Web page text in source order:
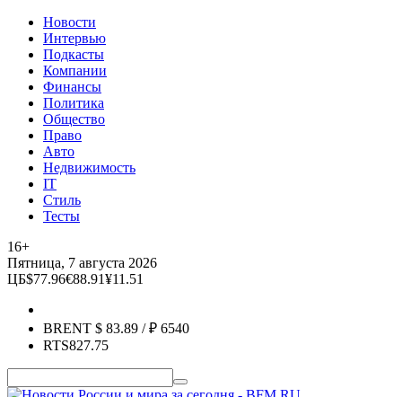
Новости
Интервью
Подкасты
Компании
Финансы
Политика
Общество
Право
Авто
Недвижимость
IT
Стиль
Тесты
16+
Пятница, 7 августа 2026
ЦБ$77.96€88.91¥11.51
BRENT $ 83.89 / ₽ 6540
RTS827.75